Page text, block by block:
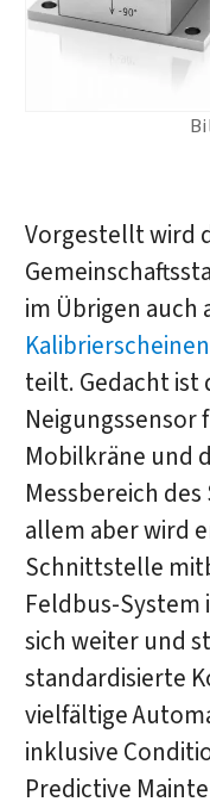
Vorgestellt wird
im Übrigen auch
Kalibrierscheinen
teilt. Gedacht ist
Neigungssensor
Mobilkräne und
Messbereich des
allem aber wird
Schnittstelle
Feldbus-
sich weiter und
standardisierte
vielfältige
inklusive
Predictive